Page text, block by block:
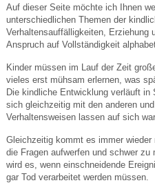
Auf dieser Seite möchte ich Ihnen
unterschiedlichen Themen der
Verhaltensauffälligkeiten, Erziehung
Anspruch auf Vollständigkeit
Kinder müssen im Lauf der Zeit
vieles erst mühsam erlernen, was
Die kindliche Entwicklung verläuft
sich gleichzeitig mit den anderen
Verhaltensweisen lassen auf sich
Gleichzeitig kommt es immer
die Fragen aufwerfen und schwer
wird es, wenn einschneidende
gar Tod verarbeitet werden müssen.